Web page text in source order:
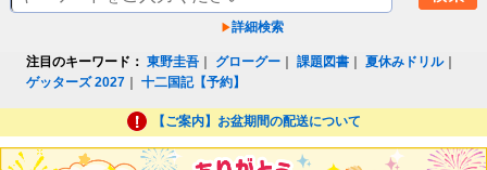
詳細検索
注目のキーワード： 東野圭吾 グローグー ｜課題図書 ｜夏休みドリル｜
ゲッターズ 2027 ｜十二国記【予約】
【ご案内】お盆期間の配送について